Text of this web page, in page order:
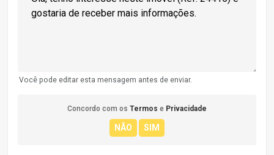
Você pode editar esta mensagem antes de enviar.
Concordo com os Termos e Privacidade